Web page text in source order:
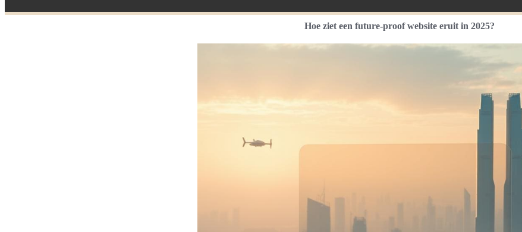
Hoe ziet een future-proof website eruit in 2025?